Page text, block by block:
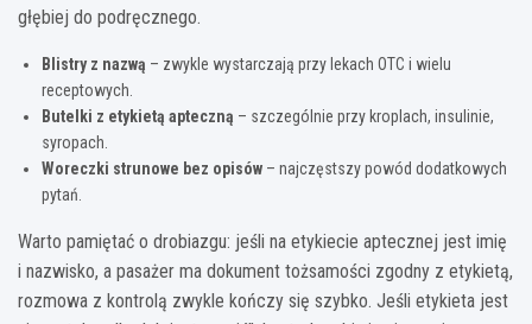
głębiej do podręcznego.
Blistry z nazwą – zwykle wystarczają przy lekach OTC i wielu
receptowych.
Butelki z etykietą apteczną – szczególnie przy kroplach, insulinie,
syropach.
Woreczki strunowe bez opisów – najczęstszy powód dodatkowych
pytań.
Warto pamiętać o drobiazgu: jeśli na etykiecie aptecznej jest imię
i nazwisko, a pasażer ma dokument tożsamości zgodny z etykietą,
rozmowa z kontrolą zwykle kończy się szybko. Jeśli etykieta jest